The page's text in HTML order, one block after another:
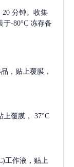
20 分钟。收集
-80°C 冻存备
，贴上覆膜，
上覆膜， 37°C
工作液，贴上